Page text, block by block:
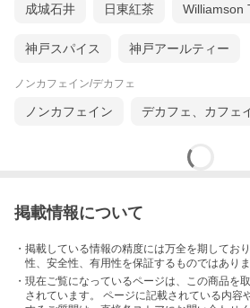
成城石井 日東紅茶 Williamson
神戸スパイス 神戸アールティー
ノンカフェイン/デカフェ
ノンカフェイン デカフェ、カフェ
掲載情報について
・掲載している情報の精度には万全を期してお
性、安全性、有用性を保証するものではありま
・現在ご覧になっているページは、この商品を
されています。 ページに記載されている内容